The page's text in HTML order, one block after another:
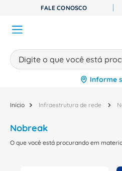
FALE CONOSCO
Digite o que você está
Informe
Infraestrutura de rede
Nobreak
O que você está procurando em
TERMOS MAIS BUSCADOS
1 disjuntor